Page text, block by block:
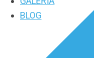
BLOG